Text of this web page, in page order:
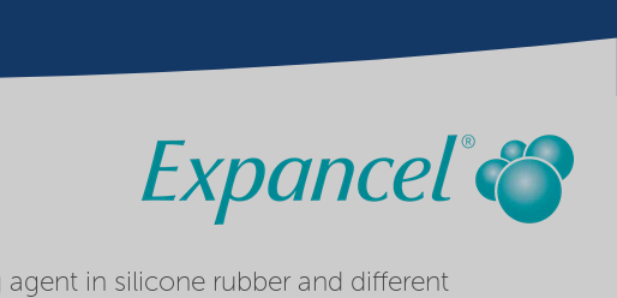
in silicone rubber and different